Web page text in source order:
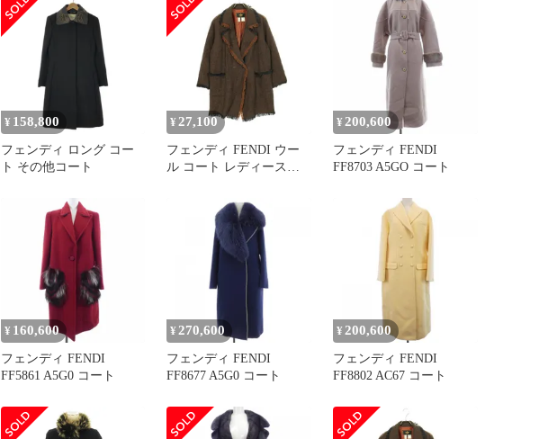
¥ 158,800
フェンディ ロング コー
ト その他コート
¥ 27,100
フェンディ FENDI ウー
ル コート レディース
¥ 200,600
フェンディ FENDI
FF8703 A5GO コート
¥ 160,600
フェンディ FENDI
FF5861 A5G0 コート
¥ 270,600
フェンディ FENDI
FF8677 A5G0 コート
¥ 200,600
フェンディ FENDI
FF8802 AC67 コート